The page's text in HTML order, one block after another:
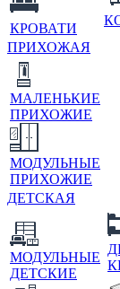
КРОВАТИ
ПРИХОЖАЯ
МАЛЕНЬКИЕ
ПРИХОЖИЕ
МОДУЛЬНЫЕ
ПРИХОЖИЕ
ДЕТСКАЯ
МОДУЛЬНЫЕ
ДЕТСКИЕ